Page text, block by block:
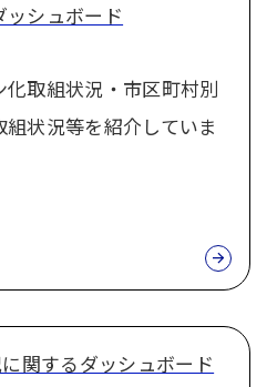
ッシュボード
取組状況・市区町村別
状況等を紹介していま
関するダッシュボード